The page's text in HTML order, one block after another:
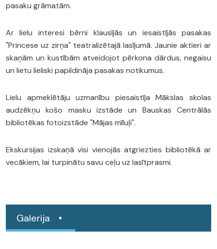
pasaku grāmatām.
Ar lielu interesi bērni klausījās un iesaistījās pasakas
"Princese uz zirņa" teatralizētajā lasījumā. Jaunie aktieri ar
skaņām un kustībām atveidojot pērkona dārdus, negaisu
un lietu lieliski papildināja pasakas notikumus.
Lielu apmeklētāju uzmanību piesaistīja Mākslas skolas
audzēkņu košo masku izstāde un Bauskas Centrālās
bibliotēkas fotoizstāde "Mājas mīluļi".
Ekskursijas izskaņā visi vienojās atgriezties bibliotēkā ar
vecākiem, lai turpinātu savu ceļu uz lasītprasmi.
Galerija